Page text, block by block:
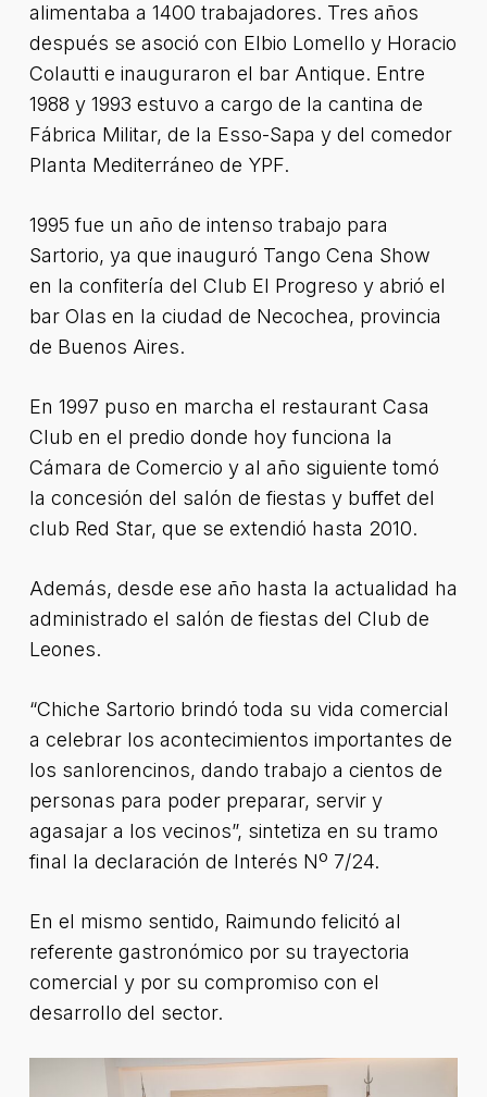
alimentaba a 1400 trabajadores. Tres años
después se asoció con Elbio Lomello y Horacio
Colautti e inauguraron el bar Antique. Entre
1988 y 1993 estuvo a cargo de la cantina de
Fábrica Militar, de la Esso-Sapa y del comedor
Planta Mediterráneo de YPF.
1995 fue un año de intenso trabajo para
Sartorio, ya que inauguró Tango Cena Show
en la confitería del Club El Progreso y abrió el
bar Olas en la ciudad de Necochea, provincia
de Buenos Aires.
En 1997 puso en marcha el restaurant Casa
Club en el predio donde hoy funciona la
Cámara de Comercio y al año siguiente tomó
la concesión del salón de fiestas y buffet del
club Red Star, que se extendió hasta 2010.
Además, desde ese año hasta la actualidad ha
administrado el salón de fiestas del Club de
Leones.
“Chiche Sartorio brindó toda su vida comercial
a celebrar los acontecimientos importantes de
los sanlorencinos, dando trabajo a cientos de
personas para poder preparar, servir y
agasajar a los vecinos”, sintetiza en su tramo
final la declaración de Interés Nº 7/24.
En el mismo sentido, Raimundo felicitó al
referente gastronómico por su trayectoria
comercial y por su compromiso con el
desarrollo del sector.